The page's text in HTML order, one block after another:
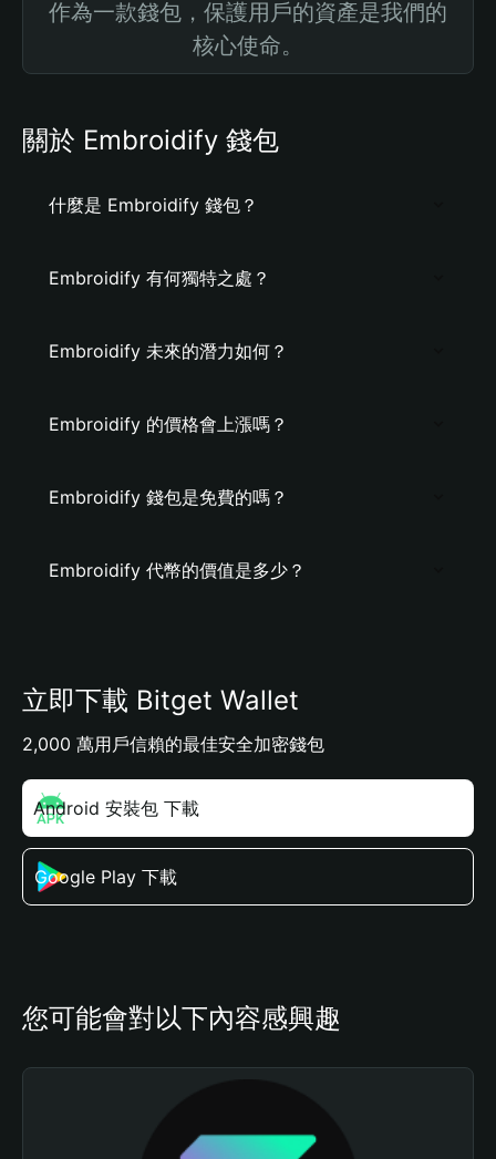
作為一款錢包，保護用戶的資產是我們的
核心使命。
關於 Embroidify 錢包
什麼是 Embroidify 錢包？
Embroidify 有何獨特之處？
Embroidify 未來的潛力如何？
Embroidify 的價格會上漲嗎？
Embroidify 錢包是免費的嗎？
Embroidify 代幣的價值是多少？
立即下載 Bitget Wallet
2,000 萬用戶信賴的最佳安全加密錢包
Android 安裝包 下載
Google Play 下載
您可能會對以下內容感興趣